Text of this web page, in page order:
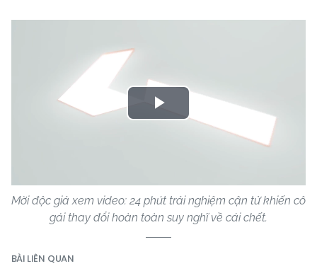
Play
Mời độc giả xem video: 24 phút trải nghiệm cận tử khiến cô
gái thay đổi hoàn toàn suy nghĩ về cái chết.
BÀI LIÊN QUAN